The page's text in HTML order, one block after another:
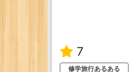
7
修学旅行あるある